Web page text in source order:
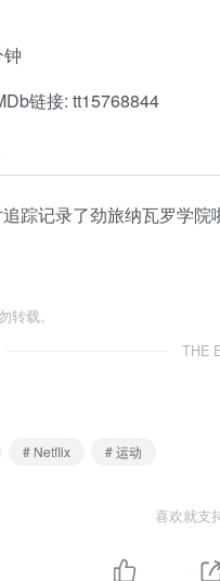
链接: tt15768844
踪记录了劲旅纳瓦罗学
载。
THE
# Netflix # 运动
喜欢就支